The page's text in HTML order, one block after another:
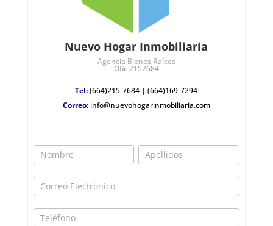
Nuevo Hogar Inmobiliaria
Agencia Bienes Raíces
Ofic 2157684
Tel:(664)215-7684 | (664)169-7294
Correo: info@nuevohogarinmobiliaria.com